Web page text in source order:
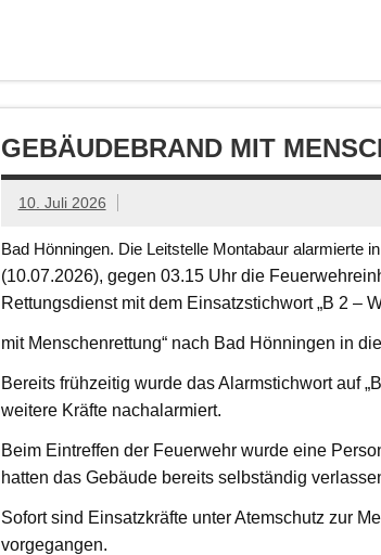
GEBÄUDEBRAND MIT
10. Juli 2026
Bad Hönningen. Die Leitstelle Montabaur alarmierte
(10.07.2026), gegen 03.15 Uhr die
Rettungsdienst mit dem Einsatzstichwort „B 2 –
mit Menschenrettung“ nach Bad Hönningen in
Bereits frühzeitig wurde das Alarmstichwort auf
weitere Kräfte nachalarmiert.
Beim Eintreffen der Feuerwehr wurde eine
hatten das Gebäude bereits selbständig
Sofort sind Einsatzkräfte unter Atemschutz zur
vorgegangen.